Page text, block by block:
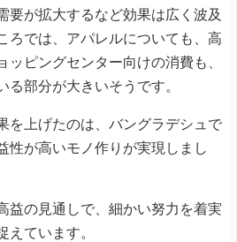
要が拡大するなど効果は広く波及
ろでは、アパレルについても、高
ピングセンター向けの消費も、
部分が大きいそうです。
を上げたのは、バングラデシュで
性が高いモノ作りが実現しまし
の見通しで、細かい努力を着実
えています。